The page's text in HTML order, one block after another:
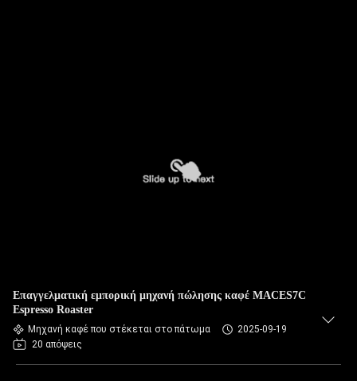
Επαγγελματική εμπορική μηχανή πώλησης καφέ MACES7C
Espresso Roaster
Μηχανή καφέ που στέκεται στο πάτωμα
2025-09-19
20 απόψεις